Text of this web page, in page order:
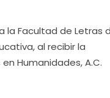
la Facultad de Letras
al recibir la
Humanidades, A.C.